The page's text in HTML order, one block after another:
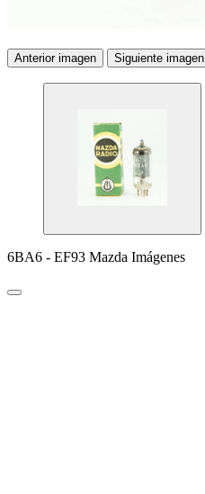
Anterior imagen Siguiente imagen
6BA6 - EF93 Mazda Imágenes